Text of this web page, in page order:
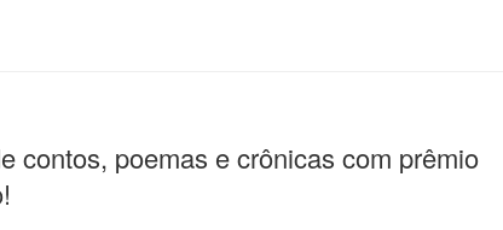
contos, poemas e crônicas com prêmio